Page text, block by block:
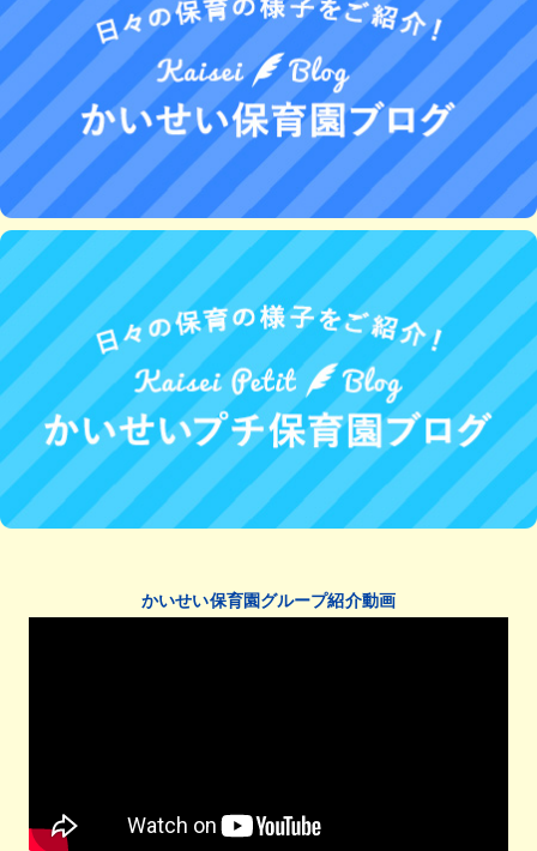
かいせい保育園グループ紹介動画